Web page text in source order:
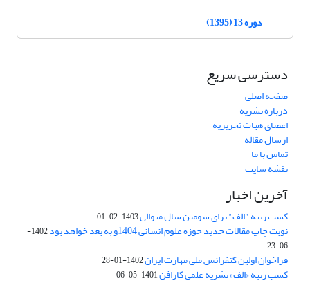
دوره 13 (1395)
دسترسی سریع
صفحه اصلی
درباره نشریه
اعضای هیات تحریریه
ارسال مقاله
تماس با ما
نقشه سایت
آخرین اخبار
کسب رتبه "الف" برای سومین سال متوالی1403-02-01
نوبت چاپ مقالات جدید حوزه علوم انسانی 1404و به بعد خواهد بود
1402-
06-23
فراخوان اولین کنفرانس ملی مهارت ایران1402-01-28
کسب رتبه «الف» نشریه علمی کارافن1401-05-06